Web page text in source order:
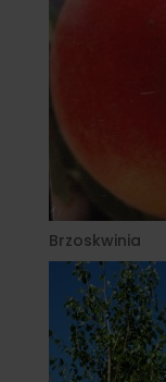
Brzoskwinia